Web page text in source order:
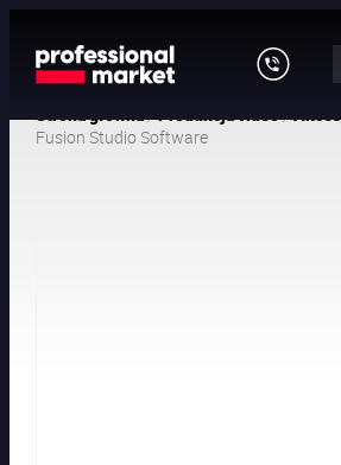
/ /
Fusion Studio Software